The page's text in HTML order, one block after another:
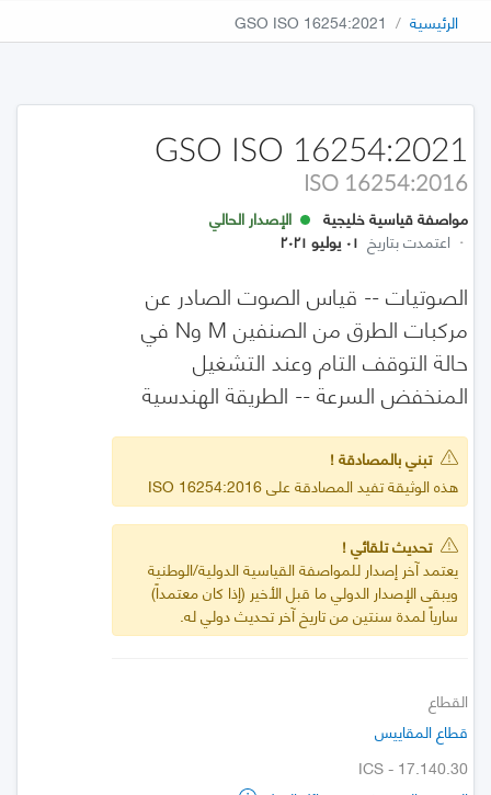
الرئيسية GSO ISO 16254:2021
GSO ISO 16254:2021
ISO 16254:2016
مواصفة قياسية خليجية
الإصدار الحالي
· اعتمدت بتاريخ ٠١ يوليو ٢٠٢١
الصوتيات -- قياس الصوت الصادر عن
مركبات الطرق من الصنفين M وN في
حالة التوقف التام وعند التشغيل
المنخفض السرعة -- الطريقة الهندسية
تبني بالمصادقة !
هذه الوثيقة تفيد المصادقة على ISO 16254:2016
تحديث تلقائي !
يعتمد آخر إصدار للمواصفة القياسية الدولية/الوطنية
ويبقى الإصدار الدولي ما قبل الأخير (إذا كان معتمداً)
سارياً لمدة سنتين من تاريخ آخر تحديث دولي له.
القطاع
قطاع المقاييس
ICS - 17.140.30